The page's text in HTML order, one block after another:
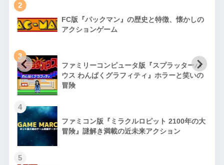
2
FC版『パックマン』の歴史と特徴、懐かしの
アクションゲーム
3
ファミリーコンピュータ版『スプラッターハ
ウス わんぱくグラフィティ』ホラーと笑いの
冒険
4
ファミコン版『ミラクルロピット 2100年の大
冒険』謎解き満載の近未来アクション
5